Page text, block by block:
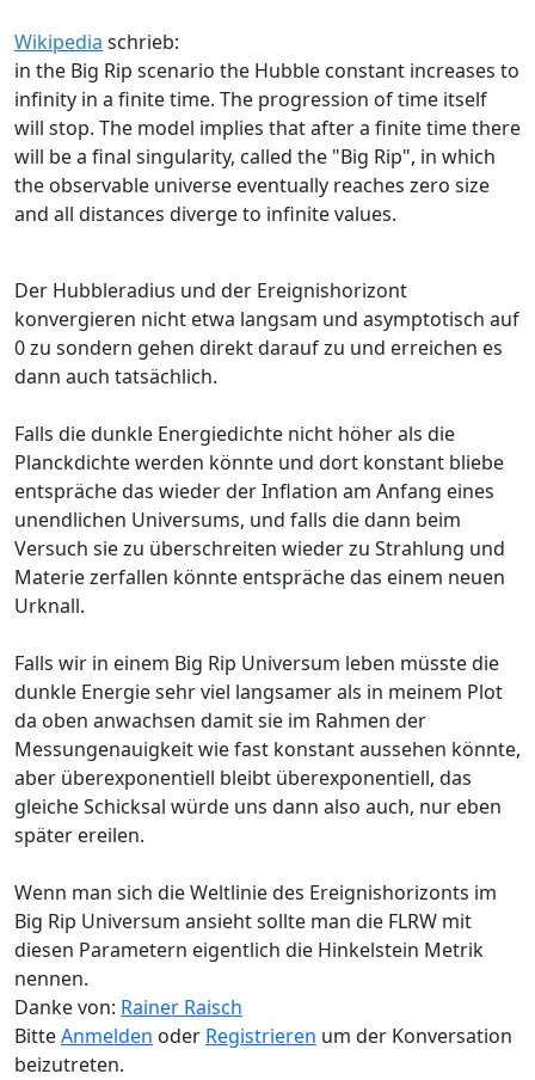
Wikipedia schrieb:
in the Big Rip scenario the Hubble constant increases to
infinity in a finite time. The progression of time itself
will stop. The model implies that after a finite time there
will be a final singularity, called the "Big Rip", in which
the observable universe eventually reaches zero size
and all distances diverge to infinite values.
Der Hubbleradius und der Ereignishorizont
konvergieren nicht etwa langsam und asymptotisch auf
0 zu sondern gehen direkt darauf zu und erreichen es
dann auch tatsächlich.
Falls die dunkle Energiedichte nicht höher als die
Planckdichte werden könnte und dort konstant bliebe
entspräche das wieder der Inflation am Anfang eines
unendlichen Universums, und falls die dann beim
Versuch sie zu überschreiten wieder zu Strahlung und
Materie zerfallen könnte entspräche das einem neuen
Urknall.
Falls wir in einem Big Rip Universum leben müsste die
dunkle Energie sehr viel langsamer als in meinem Plot
da oben anwachsen damit sie im Rahmen der
Messungenauigkeit wie fast konstant aussehen könnte,
aber überexponentiell bleibt überexponentiell, das
gleiche Schicksal würde uns dann also auch, nur eben
später ereilen.
Wenn man sich die Weltlinie des Ereignishorizonts im
Big Rip Universum ansieht sollte man die FLRW mit
diesen Parametern eigentlich die Hinkelstein Metrik
nennen.
Danke von: Rainer Raisch
BitteAnmelden oder Registrieren um der Konversation
beizutreten.